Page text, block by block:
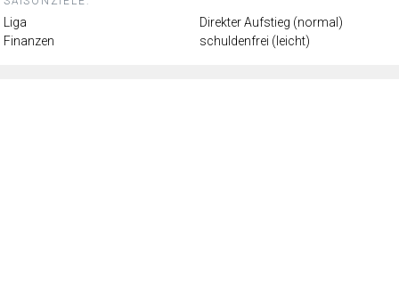
Liga
Direkter Aufstieg (normal)
Finanzen
schuldenfrei (leicht)